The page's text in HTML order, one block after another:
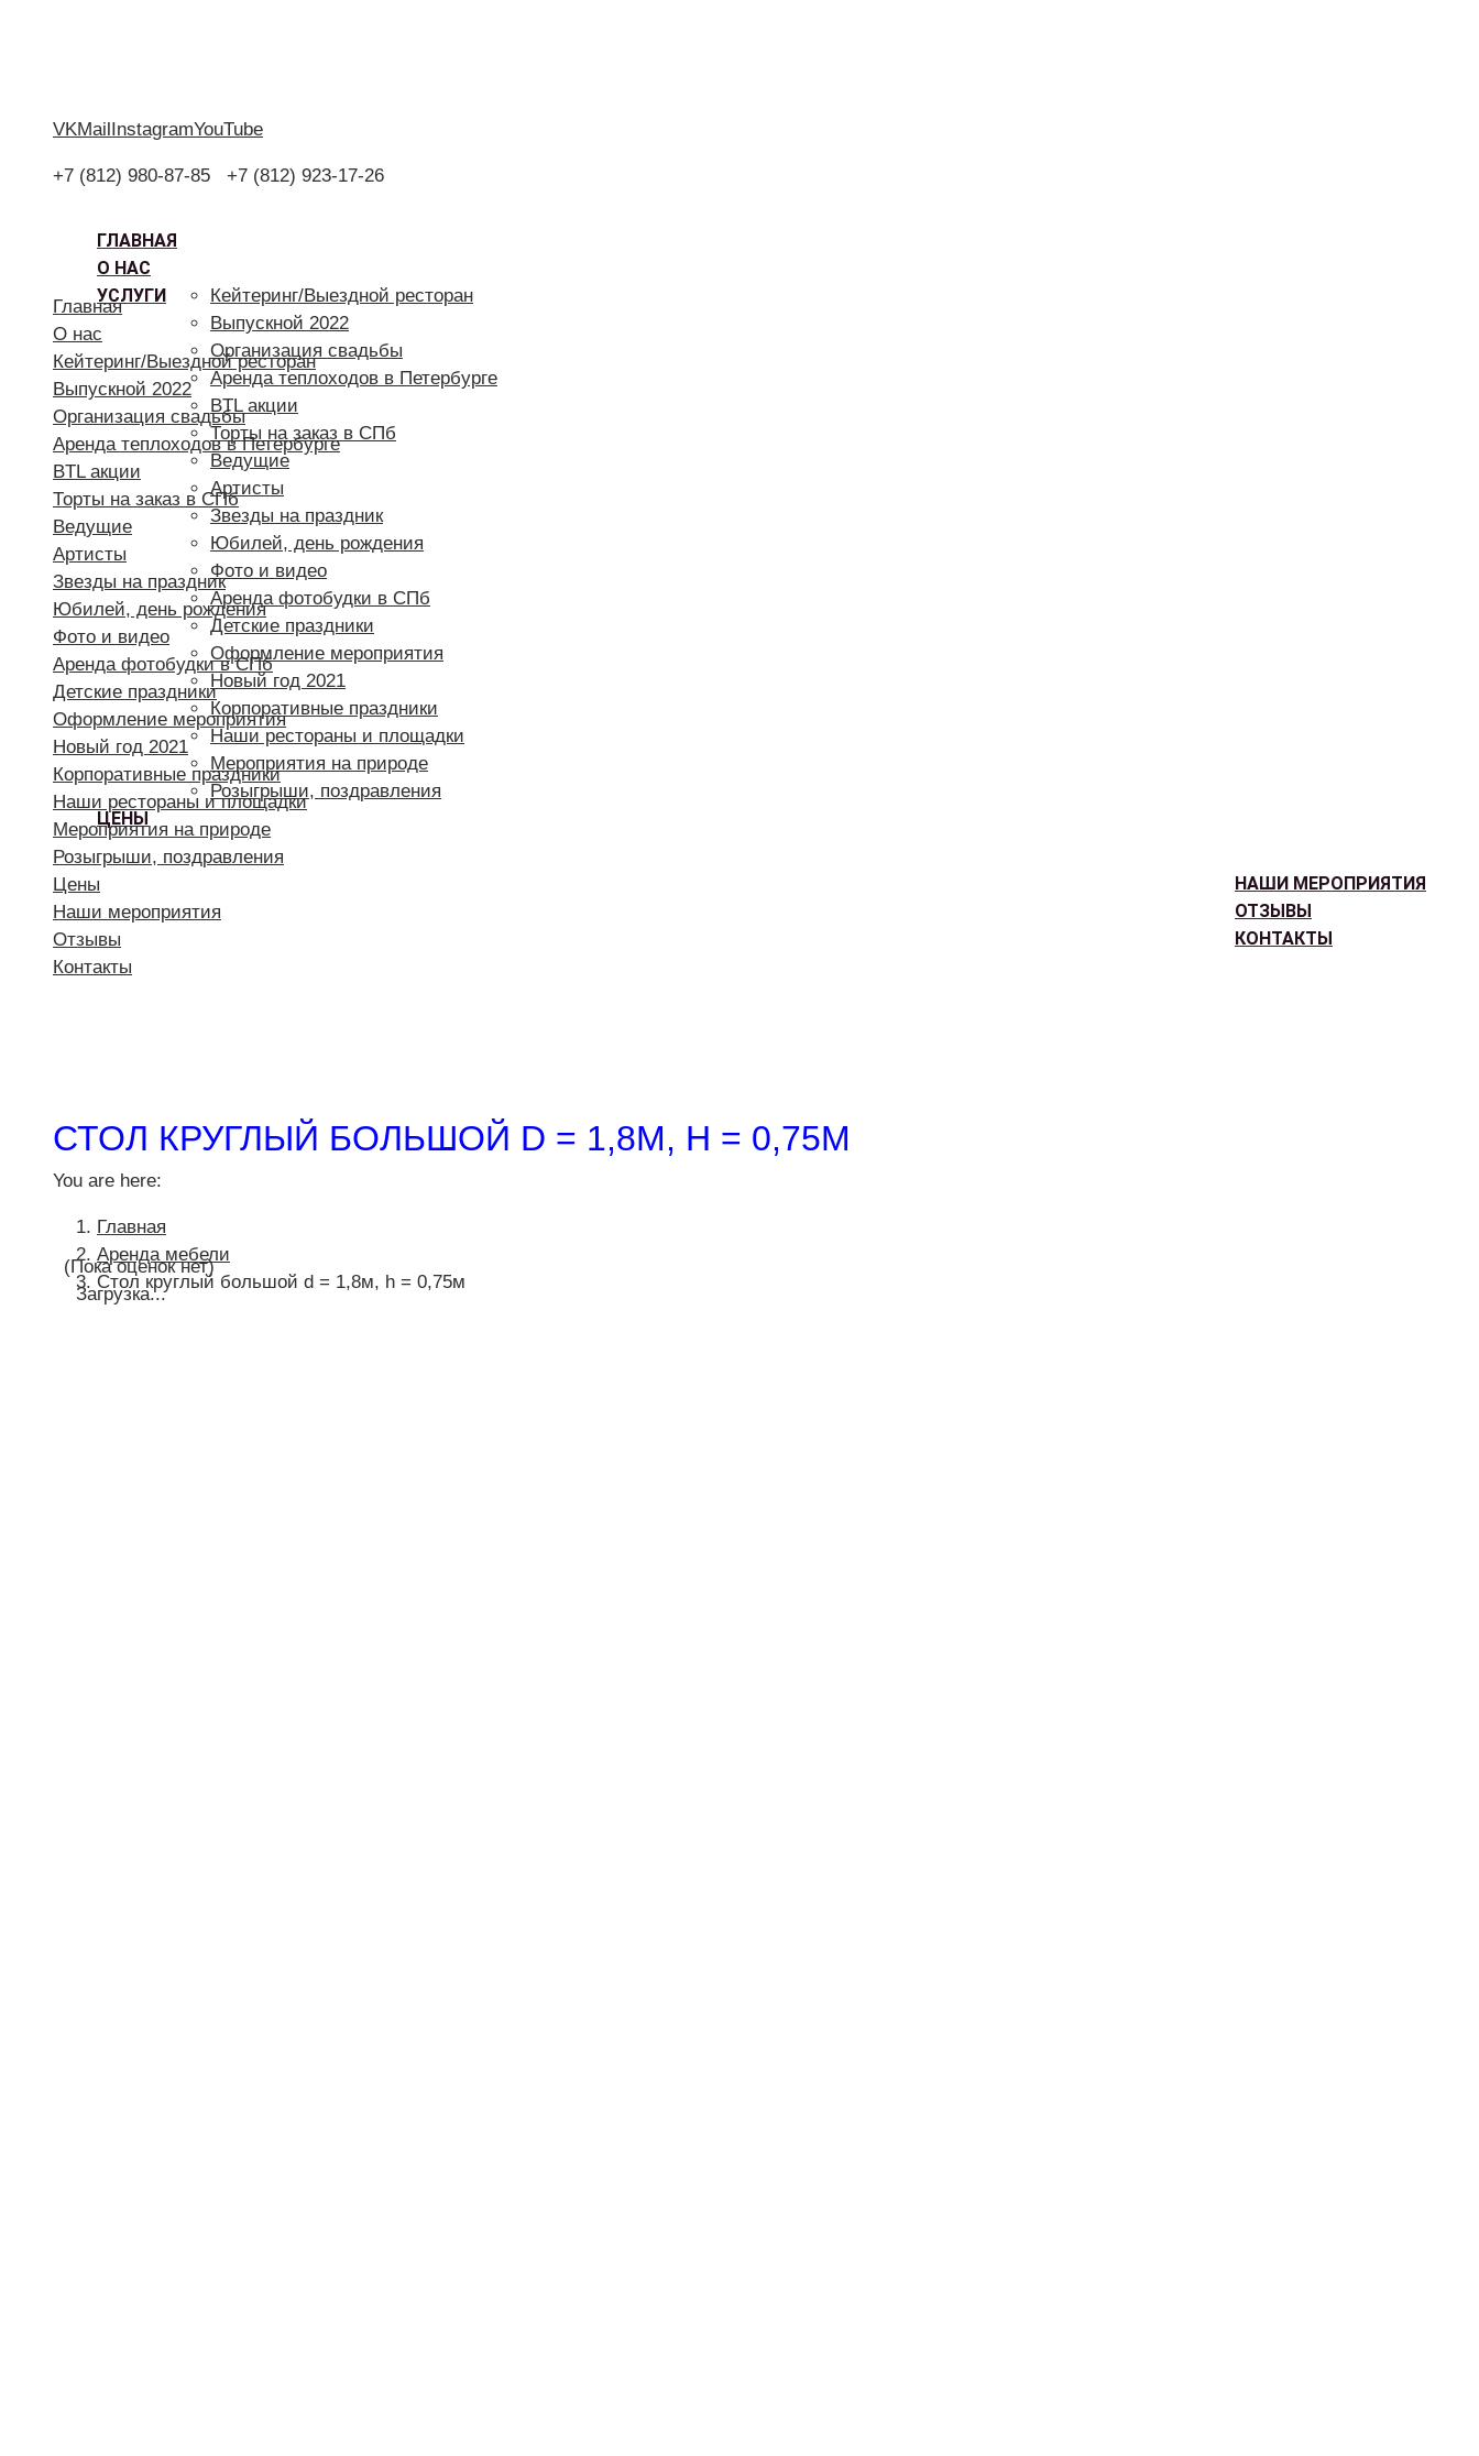
VKMailInstagramYouTube
+7 (812) 980-87-85 +7 (812) 923-17-26
ГЛАВНАЯ
О НАС
УСЛУГИ
Кейтеринг/Выездной ресторан
Выпускной 2022
Организация свадьбы
Аренда теплоходов в Петербурге
BTL акции
Торты на заказ в СПб
Ведущие
Артисты
Звезды на праздник
Юбилей, день рождения
Фото и видео
Аренда фотобудки в СПб
Детские праздники
Оформление мероприятия
Новый год 2021
Корпоративные праздники
Наши рестораны и площадки
Мероприятия на природе
Розыгрыши, поздравления
ЦЕНЫ
НАШИ МЕРОПРИЯТИЯ
ОТЗЫВЫ
КОНТАКТЫ
Главная
О нас
Кейтеринг/Выездной ресторан
Выпускной 2022
Организация свадьбы
Аренда теплоходов в Петербурге
BTL акции
Торты на заказ в СПб
Ведущие
Артисты
Звезды на праздник
Юбилей, день рождения
Фото и видео
Аренда фотобудки в СПб
Детские праздники
Оформление мероприятия
Новый год 2021
Корпоративные праздники
Наши рестораны и площадки
Мероприятия на природе
Розыгрыши, поздравления
Цены
Наши мероприятия
Отзывы
Контакты
СТОЛ КРУГЛЫЙ БОЛЬШОЙ D = 1,8М, H = 0,75М
You are here:
Главная
Аренда мебели
Стол круглый большой d = 1,8м, h = 0,75м
(Пока оценок нет)
Загрузка...